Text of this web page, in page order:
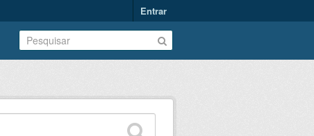
Entrar